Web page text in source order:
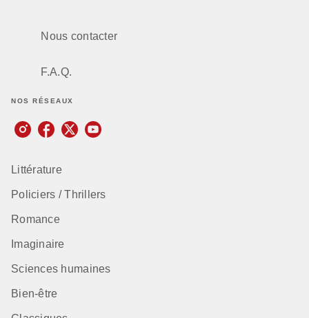
Nous contacter
F.A.Q.
NOS RÉSEAUX
Littérature
Policiers / Thrillers
Romance
Imaginaire
Sciences humaines
Bien-être